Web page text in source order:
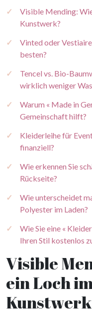
Visible Mending:
Kunstwerk?
Vinted oder
besten?
Tencel vs. Bio-
wirklich weniger
Warum « Made in
Gemeinschaft hilft?
Kleiderleihe für
finanziell?
Wie erkennen Sie
Rückseite?
Wie unterscheidet
Polyester im Laden?
Wie Sie eine «
Ihren Stil kostenlos
Visible
ein Loch